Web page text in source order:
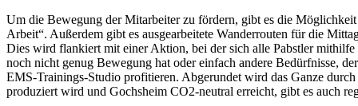
Um die Bewegung der Mitarbeiter zu fördern, gibt es die
Arbeit“. Außerdem gibt es ausgearbeitete Wanderrouten für die
Dies wird flankiert mit einer Aktion, bei der sich alle Pabstler
noch nicht genug Bewegung hat oder einfach andere Bedürfnisse,
EMS-Trainings-Studio profitieren. Abgerundet wird das Ganze
produziert wird und Gochsheim CO2-neutral erreicht, gibt es auch